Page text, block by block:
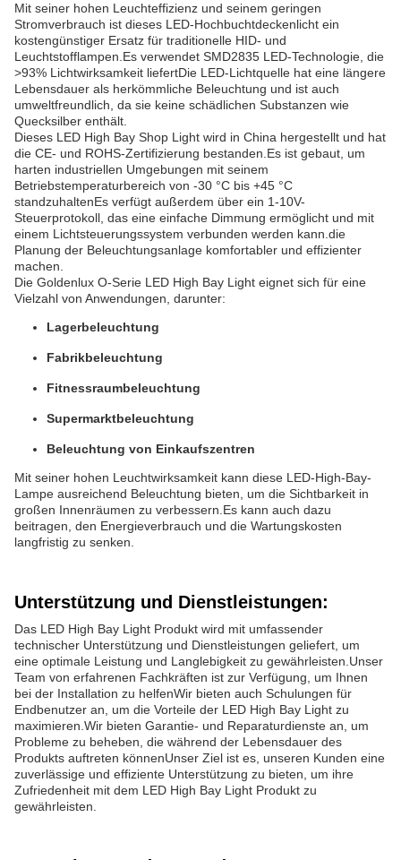
Mit seiner hohen Leuchteffizienz und seinem geringen
Stromverbrauch ist dieses LED-Hochbuchtdeckenlicht ein
kostengünstiger Ersatz für traditionelle HID- und
Leuchtstofflampen.Es verwendet SMD2835 LED-Technologie, die
>93% Lichtwirksamkeit liefertDie LED-Lichtquelle hat eine längere
Lebensdauer als herkömmliche Beleuchtung und ist auch
umweltfreundlich, da sie keine schädlichen Substanzen wie
Quecksilber enthält.
Dieses LED High Bay Shop Light wird in China hergestellt und hat
die CE- und ROHS-Zertifizierung bestanden.Es ist gebaut, um
harten industriellen Umgebungen mit seinem
Betriebstemperaturbereich von -30 °C bis +45 °C
standzuhaltenEs verfügt außerdem über ein 1-10V-
Steuerprotokoll, das eine einfache Dimmung ermöglicht und mit
einem Lichtsteuerungssystem verbunden werden kann.die
Planung der Beleuchtungsanlage komfortabler und effizienter
machen.
Die Goldenlux O-Serie LED High Bay Light eignet sich für eine
Vielzahl von Anwendungen, darunter:
Lagerbeleuchtung
Fabrikbeleuchtung
Fitnessraumbeleuchtung
Supermarktbeleuchtung
Beleuchtung von Einkaufszentren
Mit seiner hohen Leuchtwirksamkeit kann diese LED-High-Bay-
Lampe ausreichend Beleuchtung bieten, um die Sichtbarkeit in
großen Innenräumen zu verbessern.Es kann auch dazu
beitragen, den Energieverbrauch und die Wartungskosten
langfristig zu senken.
Unterstützung und Dienstleistungen:
Das LED High Bay Light Produkt wird mit umfassender
technischer Unterstützung und Dienstleistungen geliefert, um
eine optimale Leistung und Langlebigkeit zu gewährleisten.Unser
Team von erfahrenen Fachkräften ist zur Verfügung, um Ihnen
bei der Installation zu helfenWir bieten auch Schulungen für
Endbenutzer an, um die Vorteile der LED High Bay Light zu
maximieren.Wir bieten Garantie- und Reparaturdienste an, um
Probleme zu beheben, die während der Lebensdauer des
Produkts auftreten könnenUnser Ziel ist es, unseren Kunden eine
zuverlässige und effiziente Unterstützung zu bieten, um ihre
Zufriedenheit mit dem LED High Bay Light Produkt zu
gewährleisten.